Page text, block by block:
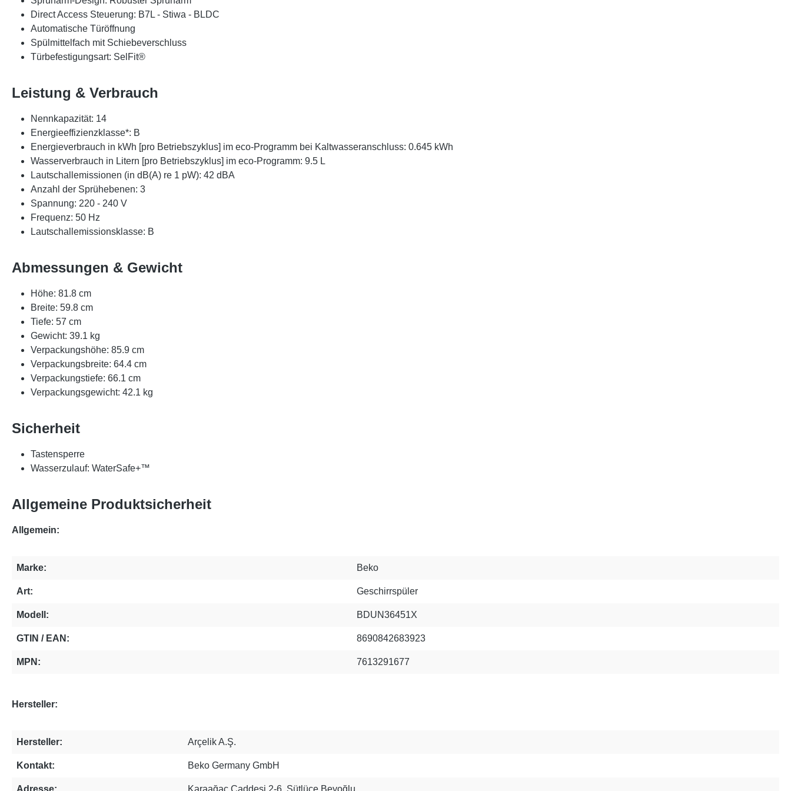
Direct Access Steuerung: B7L - Stiwa - BLDC
Automatische Türöffnung
Spülmittelfach mit Schiebeverschluss
Türbefestigungsart: SelFit®
Leistung & Verbrauch
Nennkapazität: 14
Energieeffizienzklasse*: B
Energieverbrauch in kWh [pro Betriebszyklus] im eco-Programm bei Kaltwasseranschluss: 0.645 kWh
Wasserverbrauch in Litern [pro Betriebszyklus] im eco-Programm: 9.5 L
Lautschallemissionen (in dB(A) re 1 pW): 42 dBA
Anzahl der Sprühebenen: 3
Spannung: 220 - 240 V
Frequenz: 50 Hz
Lautschallemissionsklasse: B
Abmessungen & Gewicht
Höhe: 81.8 cm
Breite: 59.8 cm
Tiefe: 57 cm
Gewicht: 39.1 kg
Verpackungshöhe: 85.9 cm
Verpackungsbreite: 64.4 cm
Verpackungstiefe: 66.1 cm
Verpackungsgewicht: 42.1 kg
Sicherheit
Tastensperre
Wasserzulauf: WaterSafe+™
Allgemeine Produktsicherheit
Allgemein:
Marke: Beko
Art: Geschirrspüler
Modell: BDUN36451X
GTIN / EAN: 8690842683923
MPN: 7613291677
Hersteller:
Hersteller: Arçelik A.Ş.
Kontakt: Beko Germany GmbH
Adresse: Karaağaç Caddesi 2-6, Sütlüce Beyoğlu